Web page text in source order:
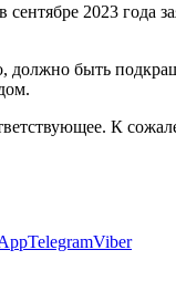
2023 года
должно быть
К
TelegramViber